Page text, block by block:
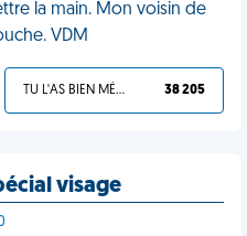
la main. Mon voisin de
VDM
TU L'AS BIEN MÉRITÉ 38 205
visage